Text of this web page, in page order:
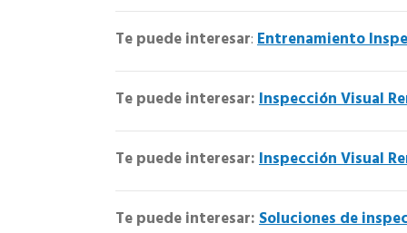
Te puede interesar:Entrenamiento
Te puede interesar:Inspección Visual
Te puede interesar:Inspección Visual
Te puede interesar:Soluciones de